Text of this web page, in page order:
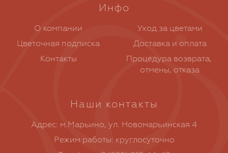
Инфо
О компании
Уход за цветами
Цветочная подписка
Доставка и оплата
Контакты
Процедура возврата,
отмены, отказа
Наши контакты
Адрес: м.Марьино, ул. Новомарьинская 4
Режим работы: круглосуточно